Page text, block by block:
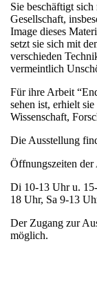
Sie beschäftigt
Gesellschaft,
Image dieses
setzt sie sich mit
verschieden
vermeintlich
Für ihre Arbeit
sehen ist, erhielt
Wissenschaft,
Die Ausstellung
Öffnungszeiten der
Di 10-13 Uhr u.
18 Uhr, Sa 9-13
Der Zugang zur
möglich.